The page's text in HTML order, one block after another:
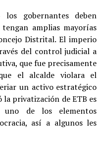
gobernantes deben
amplias mayorías
Distrital. El imperio
del control judicial a
que fue precisamente
el alcalde violara el
un activo estratégico
privatización de ETB es
uno de los elementos
así a algunos les